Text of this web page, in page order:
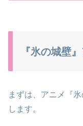
『氷の城壁
まずは、アニメ『
します。